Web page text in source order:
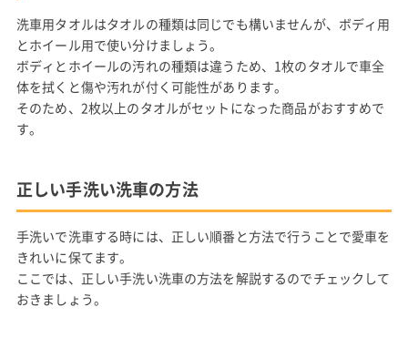
洗車用タオルはタオルの種類は同じでも構いませんが、ボディ用
とホイール用で使い分けましょう。
ボディとホイールの汚れの種類は違うため、1枚のタオルで車全
体を拭くと傷や汚れが付く可能性があります。
そのため、2枚以上のタオルがセットになった商品がおすすめで
す。
正しい手洗い洗車の方法
手洗いで洗車する時には、正しい順番と方法で行うことで愛車を
きれいに保てます。
ここでは、正しい手洗い洗車の方法を解説するのでチェックして
おきましょう。